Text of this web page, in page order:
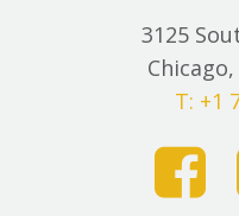
3125
Chicago,
T: +1